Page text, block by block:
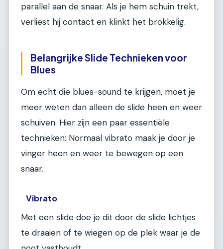
parallel aan de snaar. Als je hem schuin trekt,
verliest hij contact en klinkt het brokkelig.
Belangrijke Slide Technieken voor
Blues
Om echt die blues-sound te krijgen, moet je
meer weten dan alleen de slide heen en weer
schuiven. Hier zijn een paar essentiële
technieken: Normaal vibrato maak je door je
vinger heen en weer te bewegen op een
snaar.
Vibrato
Met een slide doe je dit door de slide lichtjes
te draaien of te wiegen op de plek waar je de